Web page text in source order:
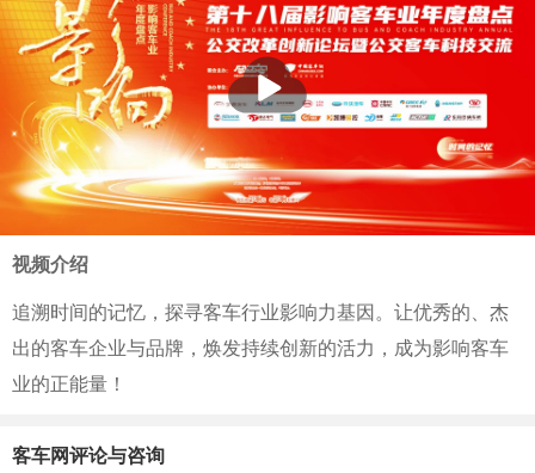
放
视频介绍
追溯时间的记忆，探寻客车行业影响力基因。让优秀的、杰
出的客车企业与品牌，焕发持续创新的活力，成为影响客车
业的正能量！
客车网评论与咨询